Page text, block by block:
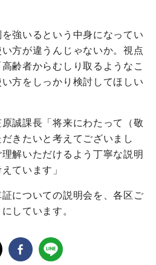
強いるという中身になってい
方が違うんじゃないか。視点
齢者からむしり取るようなこ
方をしっかり検討してほしい
誠課長「将来にわたって（敬
きたいと考えてございまし
解いただけるよう丁寧な説明
ています」
についての説明会を、各区ご
しています。